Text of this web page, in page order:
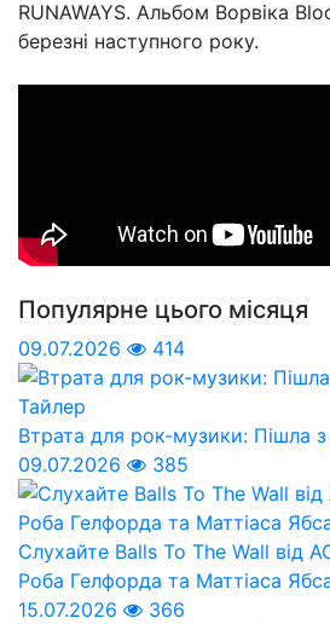
RUNAWAYS. Альбом Ворвіка
березні наступного року.
Популярне цього місяця
09.07.2026 414
Втрата для рок-музики: Пішла
09.07.2026
385
Слухайте Balls To The Wall від
Роба Гелфорда та Маттіаса
15.07.2026
366